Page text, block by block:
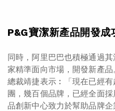
P&G寶潔新產品開發
同時，阿里巴巴也積極通過
家精準面向市場，開發新產
總裁靖捷表示︰「現在已經
團，幾百個品牌，已經全面
品創新中心致力於幫助品牌